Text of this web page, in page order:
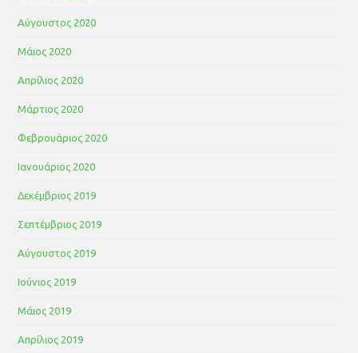
Αύγουστος 2020
Μάιος 2020
Απρίλιος 2020
Μάρτιος 2020
Φεβρουάριος 2020
Ιανουάριος 2020
Δεκέμβριος 2019
Σεπτέμβριος 2019
Αύγουστος 2019
Ιούνιος 2019
Μάιος 2019
Απρίλιος 2019